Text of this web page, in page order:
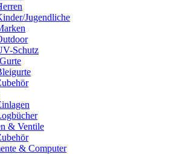
Jugendliche
Schutz
& Ventile
& Computer